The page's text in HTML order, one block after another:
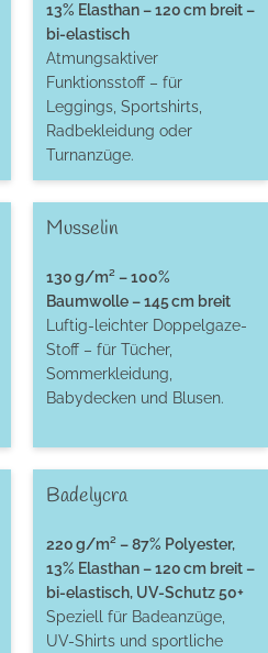
13% Elasthan – 120 cm breit –
bi-elastisch
Atmungsaktiver
Funktionsstoff – für
Leggings, Sportshirts,
Radbekleidung oder
Turnanzüge.
Musselin
130 g/m² – 100%
Baumwolle – 145 cm breit
Luftig-leichter Doppelgaze-
Stoff – für Tücher,
Sommerkleidung,
Babydecken und Blusen.
Badelycra
220 g/m² – 87% Polyester,
13% Elasthan – 120 cm breit –
bi-elastisch, UV-Schutz 50+
Speziell für Badeanzüge,
UV-Shirts und sportliche